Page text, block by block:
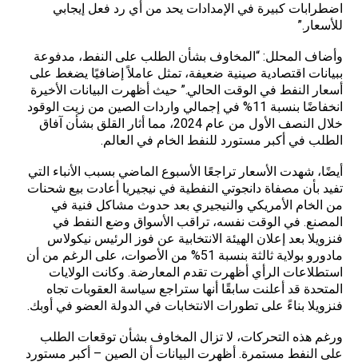
اضطرابات كبيرة في الإمدادات يحد من أي رد فعل إيجابي
للأسعار.”
وأضاف المحلل: “المخاوف بشأن الطلب على النفط، مدفوعة
ببيانات اقتصادية صينية ضعيفة، تمثل عاملاً إضافيًا يضغط على
أسعار النفط في الوقت الحالي.” حيث أظهرت البيانات الأخيرة
انخفاضًا بنسبة 11% في إجمالي واردات الصين من زيت الوقود
خلال النصف الأول من عام 2024، مما أثار القلق بشأن آفاق
الطلب في أكبر مستورد للنفط الخام في العالم.
أيضًا، شهدت الأسعار تراجعًا الأسبوع الماضي بسبب الأنباء التي
تفيد بأن مصفاة دانجوتي النفطية في نيجيريا أعادت بيع شحنات
من الخام الأمريكي والنيجيري بعد حدوث مشاكل فنية في
المصنع. في الوقت نفسه، تراقب الأسواق وضع النفط في
فنزويلا بعد إعلان الهيئة الانتخابية عن فوز الرئيس نيكولاس
مادورو بولاية ثالثة بنسبة 51% من الأصوات، على الرغم من أن
استطلاعات الرأي أظهرت تقدم المعارضة. وكانت الولايات
المتحدة قد أعلنت سابقًا أنها ستراجع سياسة العقوبات تجاه
فنزويلا بناءً على تطورات الانتخابات في الدولة العضو في أوبك.
ورغم هذه التحركات، لا تزال المخاوف بشأن توقعات الطلب
على النفط مستمرة. أظهرت البيانات أن الصين – أكبر مستورد